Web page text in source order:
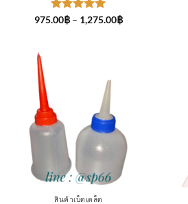
ให้คะแนน
975.00฿ – 1,275.00฿Price
สินค้าเบ็ดเตล็ด